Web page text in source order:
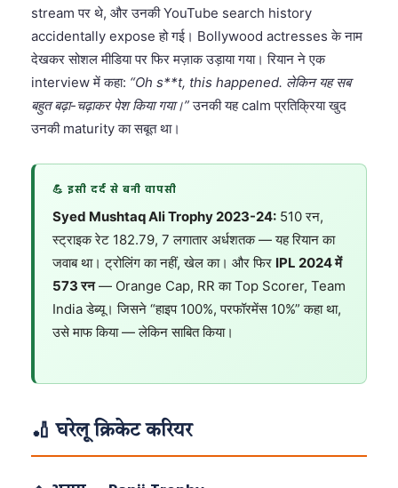
stream पर थे, और उनकी YouTube search history
accidentally expose हो गई। Bollywood actresses के नाम
देखकर सोशल मीडिया पर फिर मज़ाक उड़ाया गया। रियान ने एक
interview में कहा: “Oh s**t, this happened. लेकिन यह सब
बहुत बढ़ा-चढ़ाकर पेश किया गया।”उनकी यह calm प्रतिक्रिया खुद
उनकी maturity का सबूत था।
💪 इसी दर्द से बनी वापसी
Syed Mushtaq Ali Trophy 2023-24: 510 रन,
स्ट्राइक रेट 182.79, 7 लगातार अर्धशतक — यह रियान का
जवाब था। ट्रोलिंग का नहीं, खेल का। और फिर IPL 2024 में
573 रन— Orange Cap, RR का Top Scorer, Team
India डेब्यू। जिसने “हाइप 100%, परफॉरमेंस 10%” कहा था,
उसे माफ किया — लेकिन साबित किया।
🏏 घरेलू क्रिकेट करियर